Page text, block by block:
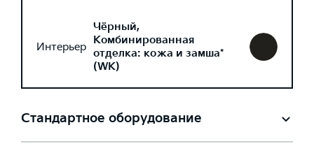
Интерьер
Чёрный,
Комбинированная
отделка: кожа и замша*
(WK)
Стандартное оборудование